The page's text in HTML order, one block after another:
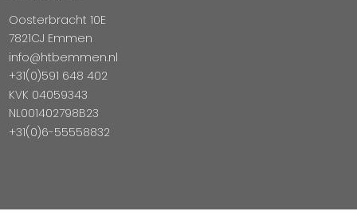
Oosterbracht 10E
7821CJ Emmen
info@htbemmen.nl
+31(0)591 648 402
KVK 04059343
NL001402798B23
+31(0)6-55558832